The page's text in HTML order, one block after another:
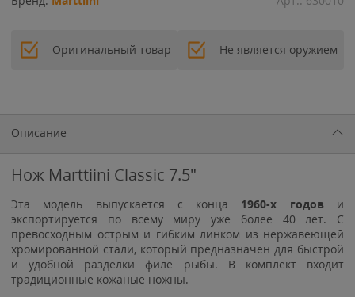
Оригинальный товар Не является оружием
Описание
Нож Marttiini Classic 7.5"
Эта модель выпускается с конца 1960-х годови
экспортируется по всему миру уже более 40 лет. С
превосходным острым и гибким линком из нержавеющей
хромированной стали, который предназначен для быстрой
и удобной разделки филе рыбы. В комплект входит
традиционные кожаные ножны.